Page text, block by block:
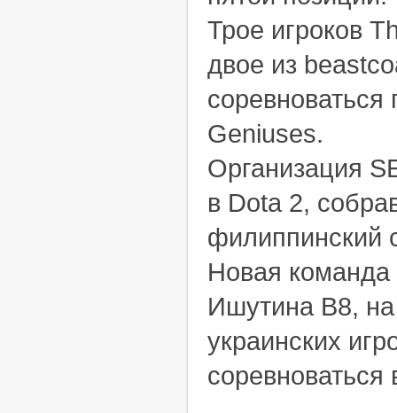
Трое игроков
двое из
Geniuses.
Организация
в Dota 2,
филиппинский
Новая
Ишутина B8,
украинских